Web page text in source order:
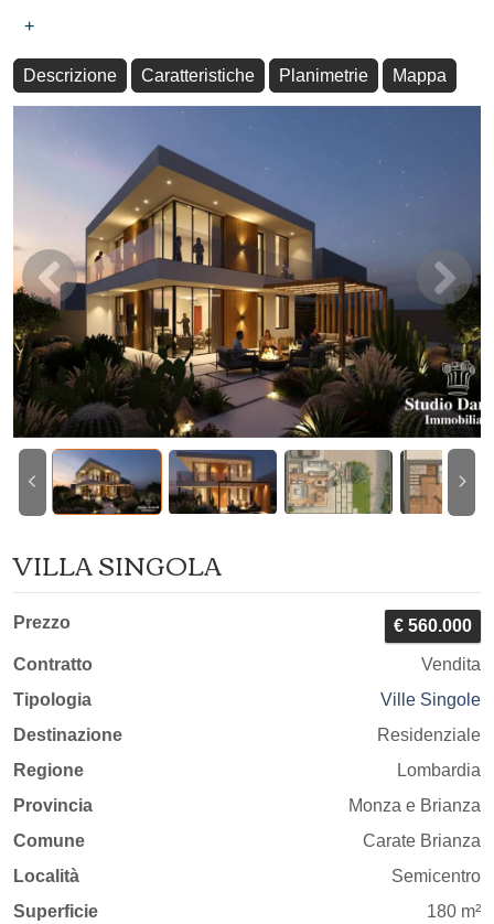
+
Descrizione Caratteristiche Planimetrie Mappa
VILLA SINGOLA
Prezzo € 560.000
Contratto
Vendita
Tipologia
Ville Singole
Destinazione
Residenziale
Regione
Lombardia
Provincia
Monza e Brianza
Comune
Carate Brianza
Località
Semicentro
Superficie
180 m²